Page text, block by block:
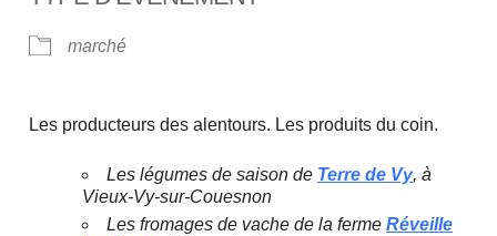
marché
Les producteurs des alentours. Les produits du coin.
Les légumes de saison de Terre de Vy, à
Vieux-Vy-sur-Couesnon
Les fromages de vache de la fermeRéveille